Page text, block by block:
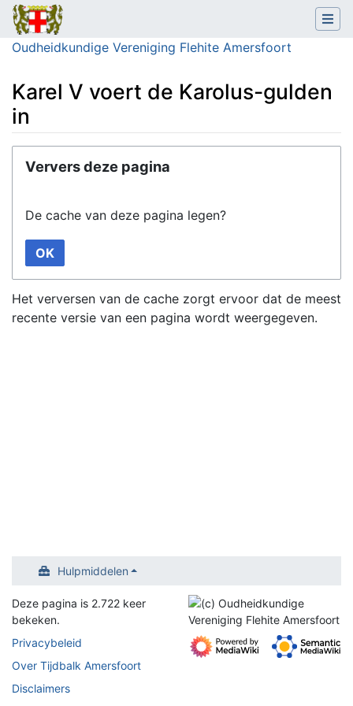
Oudheidkundige Vereniging Flehite Amersfoort
Karel V voert de Karolus-gulden
in
Ververs deze pagina
De cache van deze pagina legen?
OK
Het verversen van de cache zorgt ervoor dat de meest
recente versie van een pagina wordt weergegeven.
Hulpmiddelen
Deze pagina is 2.722 keer
bekeken.
Privacybeleid
Over Tijdbalk Amersfoort
Disclaimers